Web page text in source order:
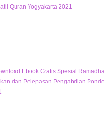
Quran Yogyakarta 2021
Ebook Gratis Spesial
dan Pelepasan Pengabdian